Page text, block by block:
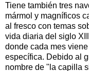
Tiene también tres
mármol y magníficos
al fresco con temas
vida diaria del siglo
donde cada mes
específica. Debido al
nombre de "la capilla